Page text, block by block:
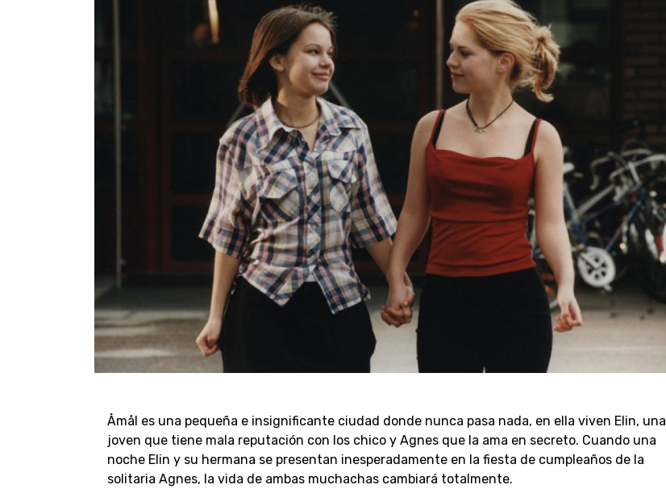
Åmål es una pequeña e insignificante ciudad donde nunca pasa nada, en ella viven Elin, una
joven que tiene mala reputación con los chico y Agnes que la ama en secreto. Cuando una
noche Elin y su hermana se presentan inesperadamente en la fiesta de cumpleaños de la
solitaria Agnes, la vida de ambas muchachas cambiará totalmente.